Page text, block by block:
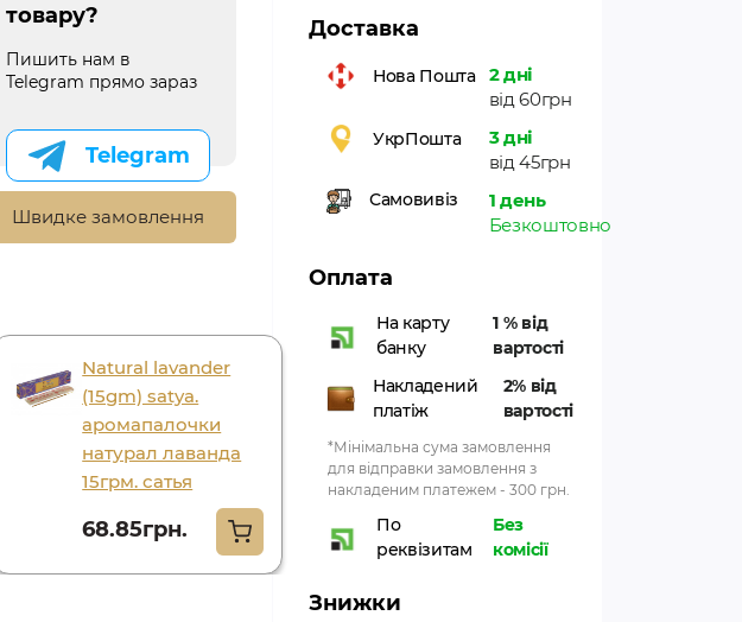
Natural lavander
(15gm) satya.
аромапалочки
натурал лаванда
15грм. сатья
68.85грн.
товару?
Пишить нам в
Telegram прямо зараз
Telegram
Швидке замовлення
Доставка
Нова Пошта
2 дні
від 60грн
УкрПошта
3 дні
від 45грн
Самовивіз
1 день
Безкоштовно
Оплата
На карту
банку
1 % від
вартості
Накладений
платіж
2% від
вартості
*Мінімальна сума замовлення
для відправки замовлення з
накладеним платежем - 300 грн.
По
реквізитам
Без
комісії
Знижки